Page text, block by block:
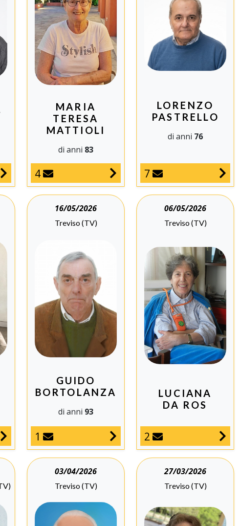
MARIA
TERESA
MATTIOLI
di anni 83
4
LORENZO
PASTRELLO
di anni 76
7
16/05/2026
Treviso (TV)
GUIDO
BORTOLANZA
di anni 93
1
06/05/2026
Treviso (TV)
LUCIANA
DA ROS
2
03/04/2026
Treviso (TV)
27/03/2026
Treviso (TV)